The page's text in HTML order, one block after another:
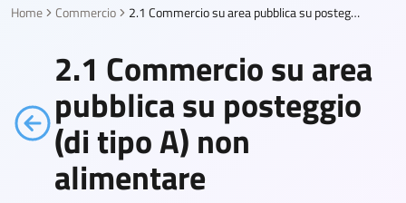
Home Commercio 2.1 Commercio su area pubblica su posteggio (di tipo A) non alimentare
2.1 Commercio su area
pubblica su posteggio
(di tipo A) non
alimentare